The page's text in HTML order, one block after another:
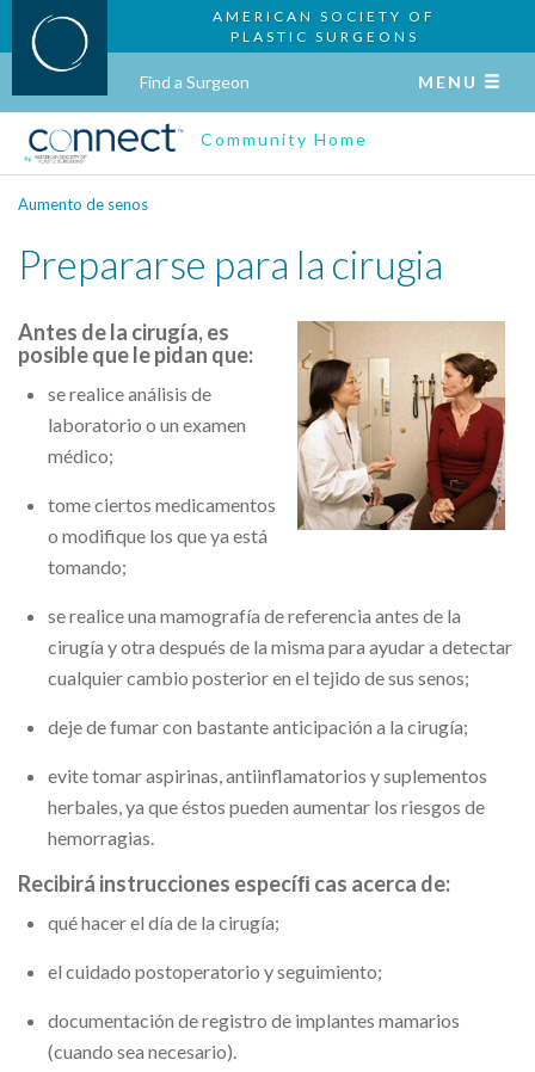
AMERICAN SOCIETY OF
PLASTIC SURGEONS
Find a Surgeon MENU
Community Home
Aumento de senos
Prepararse para la cirugia
Antes de la cirugía, es
posible que le pidan que:
se realice análisis de
laboratorio o un examen
médico;
tome ciertos medicamentos
o modifique los que ya está
tomando;
se realice una mamografía de referencia antes de la
cirugía y otra después de la misma para ayudar a detectar
cualquier cambio posterior en el tejido de sus senos;
deje de fumar con bastante anticipación a la cirugía;
evite tomar aspirinas, antiinflamatorios y suplementos
herbales, ya que éstos pueden aumentar los riesgos de
hemorragias.
Recibirá instrucciones especíﬁ cas acerca de:
qué hacer el día de la cirugía;
el cuidado postoperatorio y seguimiento;
documentación de registro de implantes mamarios
(cuando sea necesario).